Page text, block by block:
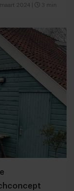
2024 3 min